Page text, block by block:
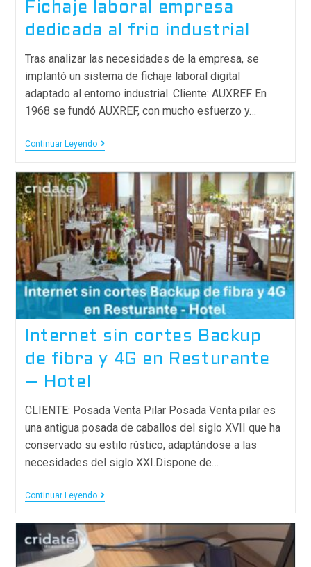
Fichaje laboral empresa
dedicada al frio industrial
Tras analizar las necesidades de la empresa, se
implantó un sistema de fichaje laboral digital
adaptado al entorno industrial. Cliente: AUXREF En
1968 se fundó AUXREF, con mucho esfuerzo y…
Continuar Leyendo
Internet sin cortes Backup
de fibra y 4G en Resturante
– Hotel
CLIENTE: Posada Venta Pilar Posada Venta pilar es
una antigua posada de caballos del siglo XVII que ha
conservado su estilo rústico, adaptándose a las
necesidades del siglo XXI.Dispone de…
Continuar Leyendo